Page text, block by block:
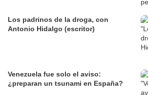
Los padrinos de la droga, con
Antonio Hidalgo (escritor)
Venezuela fue solo el aviso:
¿preparan un tsunami en España?